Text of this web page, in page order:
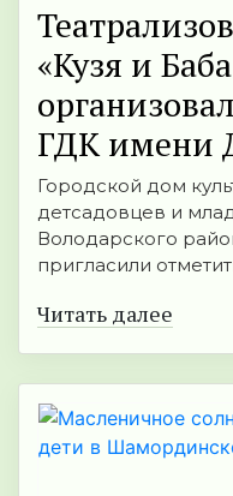
«Кузя и
ГДК имени
Городской дом
детсадовцев и
Володарского
пригласили
Читать далее